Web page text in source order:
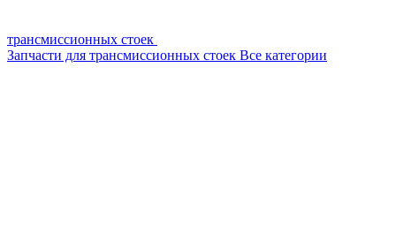
трансмиссионных стоек
Запчасти для трансмиссионных стоек Все категории